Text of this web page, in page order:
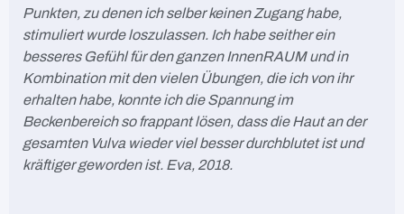
Punkten, zu denen ich selber keinen Zugang habe,
stimuliert wurde loszulassen. Ich habe seither ein
besseres Gefühl für den ganzen InnenRAUM und in
Kombination mit den vielen Übungen, die ich von ihr
erhalten habe, konnte ich die Spannung im
Beckenbereich so frappant lösen, dass die Haut an der
gesamten Vulva wieder viel besser durchblutet ist und
kräftiger geworden ist. Eva, 2018.